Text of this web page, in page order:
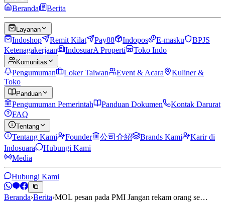
Beranda Berita
Layanan
Indoshop Remit Kilat Pay88 Indopos E-masku
BPJS
Ketenagakerjaan
IndosuarA Properti Toko Indo
Komunitas
Pengumuman Loker Taiwan Event & Acara
Kuliner &
Toko
Panduan
Pengumuman Pemerintah Panduan Dokumen
Kontak Darurat
FAQ
Tentang
Tentang Kami Founder 公司介紹 Brands Kami
Karir di
Indosuara
Hubungi Kami
Media
Hubungi Kami
Beranda›Berita›MOL pesan pada PMI Jangan rekam orang se…